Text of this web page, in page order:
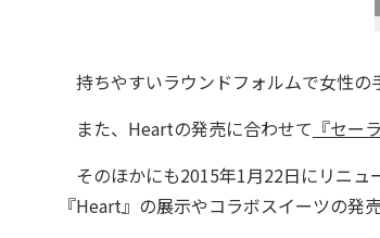
持ちやすいラウンドフォルムで女性の
また、Heartの発売に合わせて 『セー
そのほかにも2015年1月22日にリニュ
『Heart』の展示やコラボスイーツの発